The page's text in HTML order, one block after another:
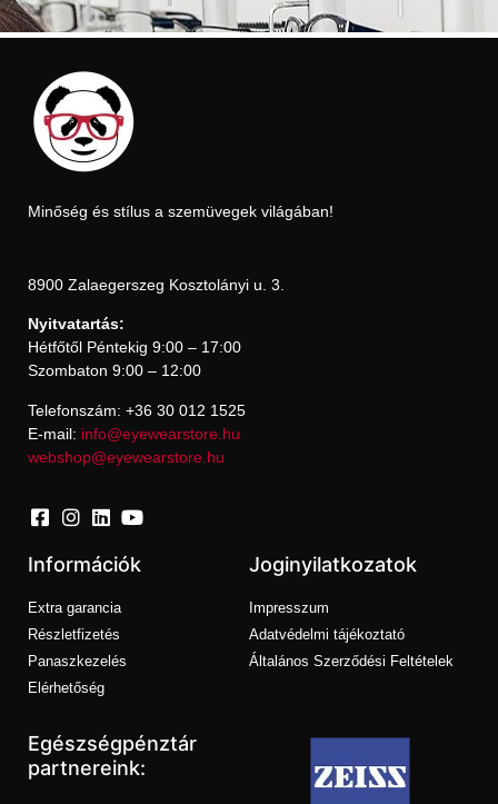
Minőség és stílus a szemüvegek világában!
8900 Zalaegerszeg Kosztolányi u. 3.
Nyitvatartás:
Hétfőtől Péntekig 9:00 – 17:00
Szombaton 9:00 – 12:00
Telefonszám: +36 30 012 1525
E-mail: info@eyewearstore.hu
webshop@eyewearstore.hu
Információk
Extra garancia
Részletfizetés
Panaszkezelés
Elérhetőség
Joginyilatkozatok
Impresszum
Adatvédelmi tájékoztató
Általános Szerződési Feltételek
Egészségpénztár
partnereink: